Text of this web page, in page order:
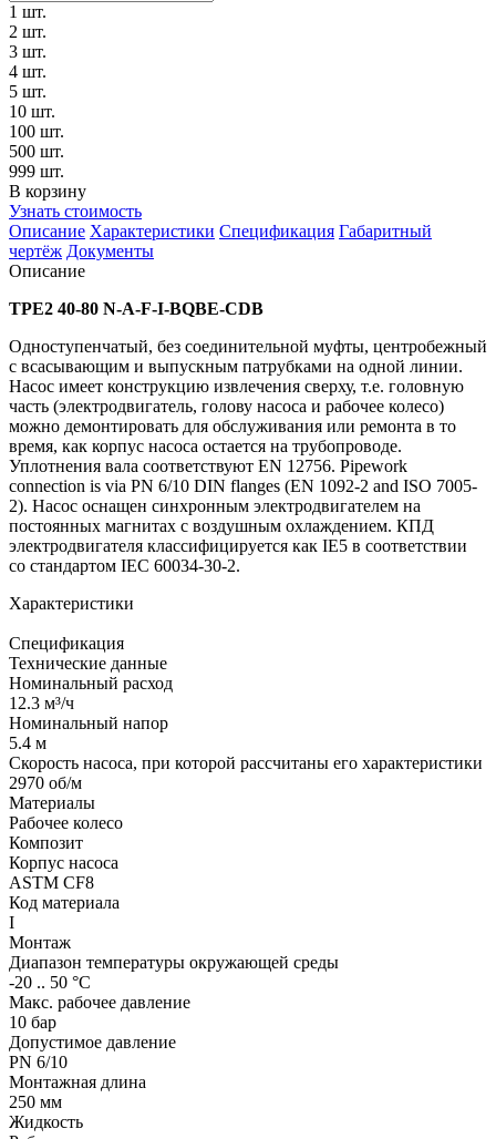
1 шт.
2 шт.
3 шт.
4 шт.
5 шт.
10 шт.
100 шт.
500 шт.
999 шт.
В корзину
Узнать стоимость
Описание Характеристики Спецификация Габаритный
чертёж Документы
Описание
TPE2 40-80 N-A-F-I-BQBE-CDB
Одноступенчатый, без соединительной муфты, центробежный
с всасывающим и выпускным патрубками на одной линии.
Насос имеет конструкцию извлечения сверху, т.е. головную
часть (электродвигатель, голову насоса и рабочее колесо)
можно демонтировать для обслуживания или ремонта в то
время, как корпус насоса остается на трубопроводе.
Уплотнения вала соответствуют EN 12756. Pipework
connection is via PN 6/10 DIN flanges (EN 1092-2 and ISO 7005-
2). Насос оснащен синхронным электродвигателем на
постоянных магнитах с воздушным охлаждением. КПД
электродвигателя классифицируется как IE5 в соответствии
со стандартом IEC 60034-30-2.
Характеристики
Спецификация
Технические данные
Номинальный расход
12.3 м³/ч
Номинальный напор
5.4 м
Скорость насоса, при которой рассчитаны его характеристики
2970 об/м
Материалы
Рабочее колесо
Композит
Корпус насоса
ASTM CF8
Код материала
I
Монтаж
Диапазон температуры окружающей среды
-20 .. 50 °C
Макс. рабочее давление
10 бар
Допустимое давление
PN 6/10
Монтажная длина
250 мм
Жидкость